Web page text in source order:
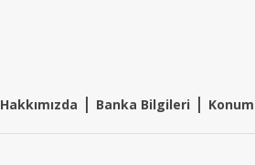
Hakkımızda | Banka Bilgileri | Konum